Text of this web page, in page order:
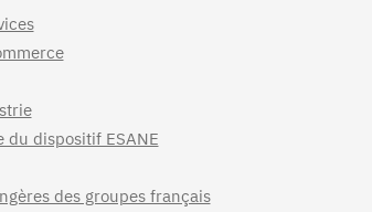
du dispositif ESANE
des groupes français